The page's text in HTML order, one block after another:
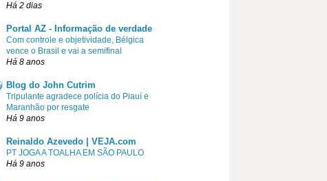
Há 2 dias
Portal AZ - Informação de verdade
Com controle e objetividade, Bélgica
vence o Brasil e vai a semifinal
Há 8 anos
Blog do John Cutrim
Tripulante agradece polícia do Piauí e
Maranhão por resgate
Há 9 anos
Reinaldo Azevedo | VEJA.com
PT JOGA A TOALHA EM SÃO PAULO
Há 9 anos